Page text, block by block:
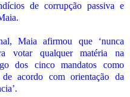
de corrupção passiva e
Maia afirmou que ‘nunca
votar qualquer matéria na
dos cinco mandatos como
acordo com orientação da